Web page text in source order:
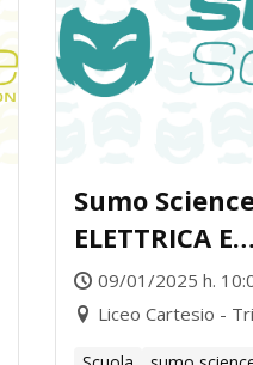
Sumo
ELETTRICA E
CHIMICA
09/01/2025 h.
Liceo Cartesio -